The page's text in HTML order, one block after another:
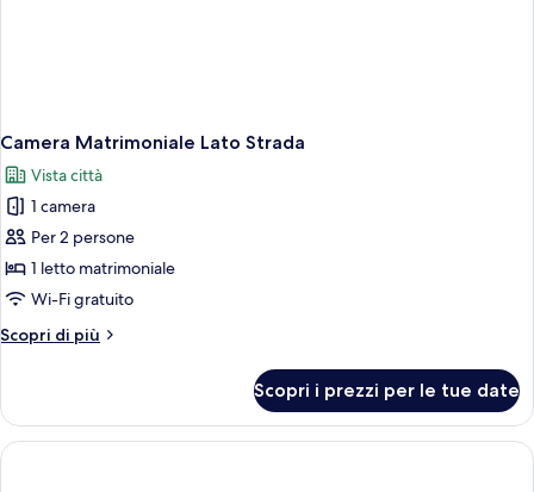
Camera Matrimoniale Lato Strada
Vista città
1 camera
Per 2 persone
1 letto matrimoniale
Wi-Fi gratuito
Scopri di più
Altri
Matrimoniale
Lato
Strada
Scopri i prezzi per le tue date